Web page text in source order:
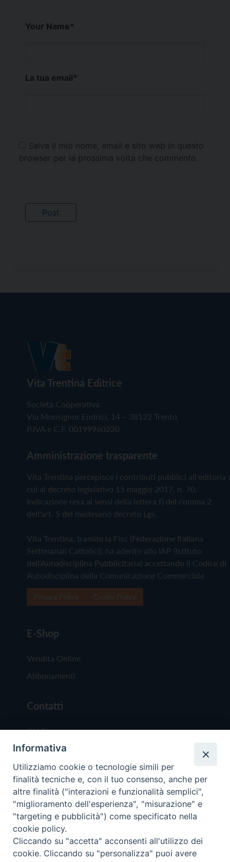
Your Name*
La tua email*
Salva il mio nome, email e sito web in questo
browser per la prossima volta che commento.
Vita Trentina Editrice
Società Cooperativa
Via Monsignor Endrici, 14 – 38122 Trento
P.IVA e C.F. 00199960220
Amministrazione trasparente
Vita Trentina percepisce i contributi pubblici all'editoria
cui al decreto legislativo 15 maggio 2017, n. 70.
Indicazione resa ai sensi della lettera f) del comma 2
dell'art. 5 del medesimo decreto Lgs.
Vita Trentina, tramite la Fisc (Federazione Italiana
Settimanali Cattolici), ha aderito allo IAP (Istituto
dell'Autodisciplina Pubblicitaria) accettando il Codice di
Autodisciplina della Comunicazione Commerciale
E-Shop
Vendita Online
Abbonamenti
Contatti
Chi Siamo
Redazione
Scrivici
Copyright © 2019 - Tutti i diritti riservati - Vita
Trentina Editrice
Informativa
Utilizziamo cookie o tecnologie simili per
finalità tecniche e, con il tuo consenso, anche per
altre finalità ("interazioni e funzionalità semplici",
"miglioramento dell'esperienza", "misurazione" e
"targeting e pubblicità") come specificato nella
cookie policy.
Cliccando su "accetta" acconsenti all'utilizzo dei
cookie. Cliccando su "personalizza" puoi avere